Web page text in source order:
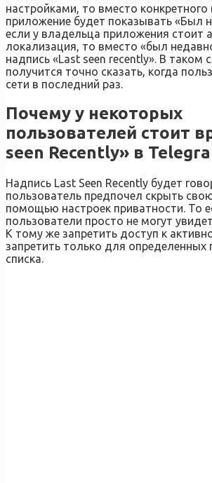
настройками, то вместо конкретного
приложение будет показывать «Был
если у владельца приложения стоит
локализация, то вместо «был
надпись «Last seen recently». В таком
получится точно сказать, когда
сети в последний раз.
Почему у некоторых
пользователей стоит
seen Recently» в
Надпись Last Seen Recently будет
пользователь предпочел скрыть
помощью настроек приватности. То
пользователи просто не могут
К тому же запретить доступ к
запретить только для определенных
списка.